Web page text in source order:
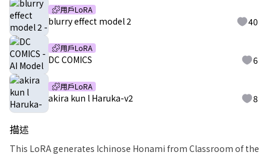
用戶LoRA
blurry effect model 2 40
用戶LoRA
DC COMICS 6
用戶LoRA
akira kun l Haruka-v2 8
描述
This LoRA generates Ichinose Honami from Classroom of the